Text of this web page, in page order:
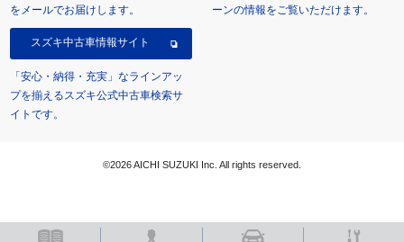
をメールでお届けします。
ーンの情報をご覧いただけます。
スズキ中古車情報サイト
「安心・納得・充実」なラインアッ
プを揃えるスズキ公式中古車検索サ
イトです。
©2026 AICHI SUZUKI Inc. All rights reserved.